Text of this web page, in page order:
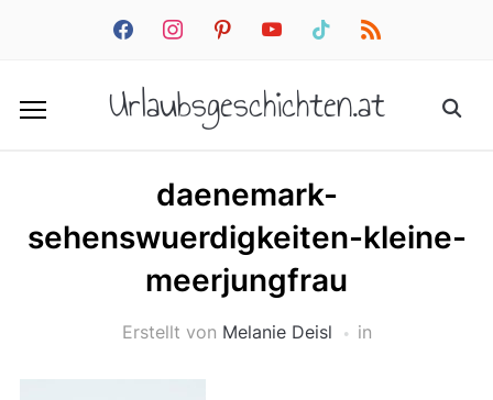
facebookinstagrampinterestyoutube tiktok rss
Urlaubsgeschichten.at
daenemark-
sehenswuerdigkeiten-kleine-
meerjungfrau
Erstellt von Melanie Deisl in